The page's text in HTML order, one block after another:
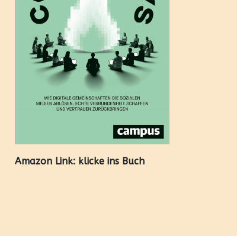
Amazon Link: klicke ins Buch